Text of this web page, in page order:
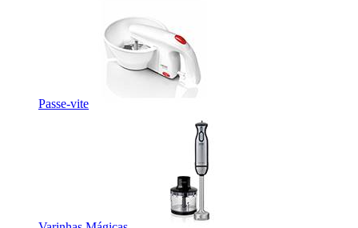
Passe-vite